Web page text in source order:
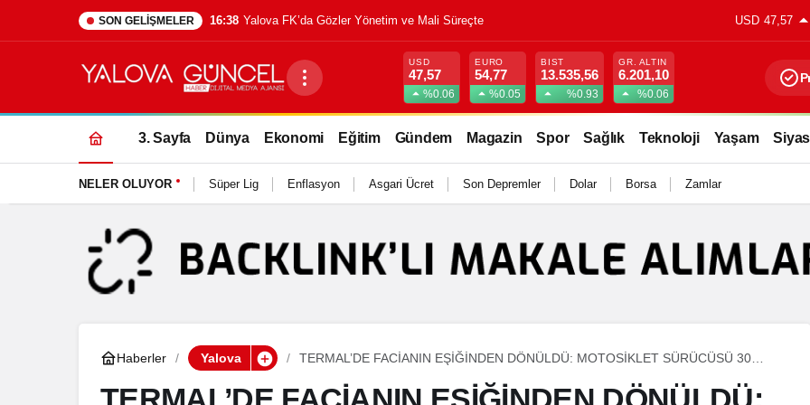
SON GELIŞMELER 16:38 Yalova FK’da Gözler Yönetim ve Mali Süreçte USD 47,57
USD
47,57
%0.06
EURO
54,77
%0.05
BIST
13.535,56
%0.93
GR. ALTIN
6.201,10
%0.06
3. Sayfa Dünya Ekonomi Eğitim Gündem Magazin Spor Sağlık Teknoloji Yaşam
NELER OLUYOR Süper Lig Enflasyon Asgari Ücret Son Depremler Dolar Borsa Zamlar
Haberler Yalova
TERMAL’DE FACİANIN EŞİĞİNDEN DÖNÜLDÜ: MOTOSİKLET SÜRÜCÜSÜ 30